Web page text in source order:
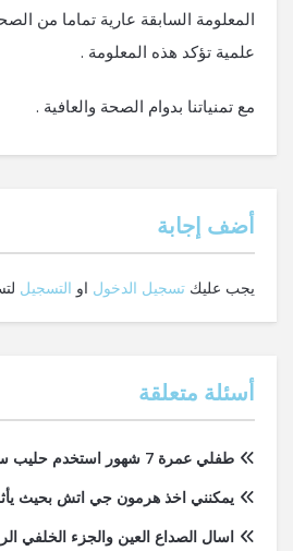
المعلومة السابقة عارية تماما من
علمية تؤكد هذه المعلومة .
مع تمنياتنا بدوام الصحة والعافية .
‫أضف إجابة
يجب عليك تسجيل الدخول او التسجيل
أسئلة متعلقة
طفلي عمرة 7 شهور استخدم حليب سيميلا
يمكنني اخذ هرمون جي اتش بحيث
اسال الصداع العين والجزء الخلفي الر